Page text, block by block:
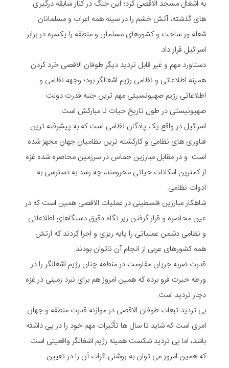
به اشغال مسجد الاقصی کرد؛ این جنگ در کنار سابقه درگیری
های گذشته، آتش خشم را در سینه همه اعراب و مسلمانان
شعله ور ساخت و کشورهای مسلمان و منطقه را یکسره در برابر
اسرائیل قرار داد.
دستاورد مهم و غیر قابل تردید دیگر طوفان الاقصی خرد کردن
همینه اطلاعاتی و نظامی رژیم اشغالگر بود؛ وجهه نظامی و
اطلاعاتی رژیم صهیونسیتی مهم ترین جنبه قدرت دولت
صهیونیستی در طول تاریخ حیات نا مبارکش است.
اسرائیل در واقع یک پادگان نظامی است که به پیشرفته ترین
فناوری های نظامی و کارکشته ترین نظامیان جهان مجهز شده
است و در مقابل مبارزین حماس در سرزمین محاصره شده غزه
از کمترین امکانات حیاتی محرومند، چه رسد به دسترسی به
ادوات نظامی.
شاهکار مبارزین فلسطینی در عملیات الاقصی همین است که در
عین محاصره و قرار گرفتن زیر نگاه دقیق دستگاهای اطلاعاتی
و نظامی دشمن عملیاتی را پایه ریزی و اجرا کردند که ارتش
همه کشورهای عربی از انجام آن ناتوان بودند.
قدرت ضربه جریان مقاومت در منطقه چنان رژیم اشغالگر را در
ورطه حیرت فرو برده که همین امروز هم برای نبرد زمینی در غزه
دچار تردید است.
بی تردید تبعات طوفان الاقصی در موازنه قدرت منطقه و جهان
امری است که شاید تا سال ها تأثیرات مهم خود را در پی داشته
باشد، اما بی تردید شکست همینه رژیم اشغالگر واقعیتی است
که همین امروز می توان به روشنی اثرات آن را در تعیین